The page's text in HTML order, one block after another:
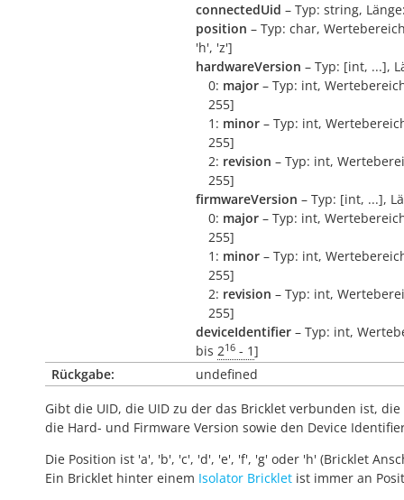
connectedUid – Typ: string,
position – Typ: char,
'h', 'z']
hardwareVersion – Typ: [int, ...],
0: major – Typ: int,
255]
1: minor – Typ: int,
255]
2: revision – Typ: int,
255]
firmwareVersion – Typ: [int, ...],
0: major – Typ: int,
255]
1: minor – Typ: int,
255]
2: revision – Typ: int,
255]
deviceIdentifier – Typ: int,
bis 216 - 1]
Rückgabe:
undefined
Gibt die UID, die UID zu der das Bricklet verbunden ist, die
die Hard- und Firmware Version sowie den Device
Die Position ist 'a', 'b', 'c', 'd', 'e', 'f', 'g' oder 'h' (Bricklet
Ein Bricklet hinter einem Isolator Bricklet ist immer an